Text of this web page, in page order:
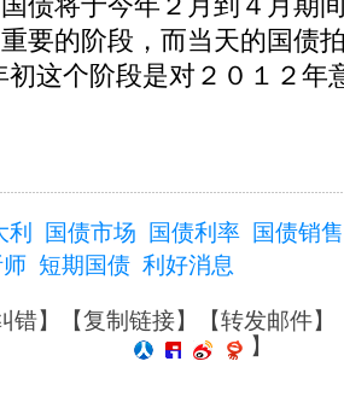
要的阶段，而当天的国债
初这个阶段是对２０１２年
利 国债市场 国债利率
国债销售
短期国债 利好消息
错】【复制链接】【转发邮件】
】